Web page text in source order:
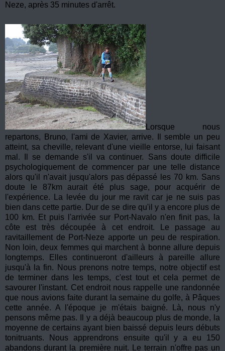
Neze, après 35 minutes d'arrêt.
Lorsque nous
repartons, Bruno, l'ami de Xavier, arrive. Il semble un peu
atteint, sa cheville, relevant d'une vieille entorse, lui faisant
mal. Il se demande s'il va continuer. Sans doute difficile
psychologiquement de commencer par une telle distance
alors qu'il n'avait jusqu'alors pas dépassé les 70 km. Sans
doute le 87km aurait été plus sage, pour acquérir de
l'expérience. La levée du jour me ravit car je ne suis pas
bien dans cette partie. Dur de se dire qu'il y a encore plus de
100 km. Et puis l'arrivée sur Port-Navalo n'en finit pas, la
côte est très découpée à cet endroit. Le passage au
ravitaillement de Port-Neze apporte un peu de respiration.
Non loin, deux femmes qui marchent à bonne allure depuis
longtemps. Elles continueront d'ailleurs à pareille allure
jusqu'à la fin. Nous prenons notre temps, notre objectif est
de terminer dans les temps, c'est tout et cela permet de
savourer l'instant. Cet endroit nous rappelle une randonnée
que nous avions faite durant la semaine du golfe, à Pâques
cette année. A l'époque je m'étais baigné. Là, nous n'y
pensons même pas. Il y a déjà beaucoup plus de monde, la
moyenne de certains ayant bien baissé depuis leurs débuts
tonitruants. Nous apprendrons ensuite qu'il y a eu 150
abandons durant la première nuit. Le terrain n'offre pas un